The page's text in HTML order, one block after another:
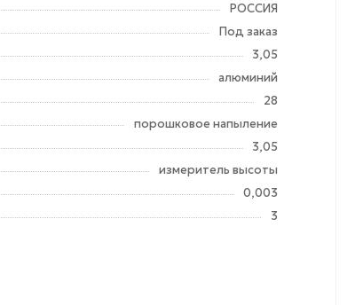
РОССИЯ
Под заказ
3,05
алюминий
28
порошковое напыление
3,05
измеритель высоты
0,003
3